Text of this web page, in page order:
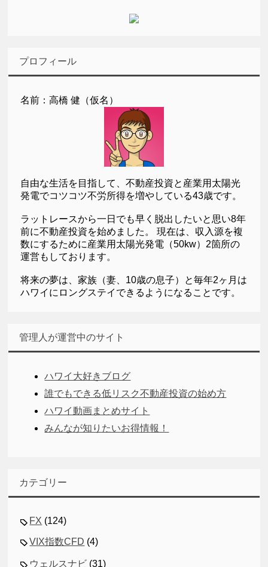
プロフィール
名前：高橋 健（仮名）
自由な生活を目指して、不動産投資と産業用太陽光
発電でコツコツ不労所得を増やしている43歳です。
ラットレースから一日でも早く脱出したいと思い8年
前に不動産投資を始めました。 現在は、収入源を複
数にするために産業用太陽光発電（50kw）2箇所の
運営もしております。
将来の夢は、家族（妻、10歳の息子）と毎年2ヶ月は
ハワイにロングステイできるようになることです。
管理人が運営中のサイト
ハワイ大好きブログ
誰でもできる低リスク不動産投資の始め方
ハワイ動画まとめサイト
みんなが知りたいお得情報！
カテゴリー
FX (124)
VIX指数CFD (4)
ウェルスナビ (31)